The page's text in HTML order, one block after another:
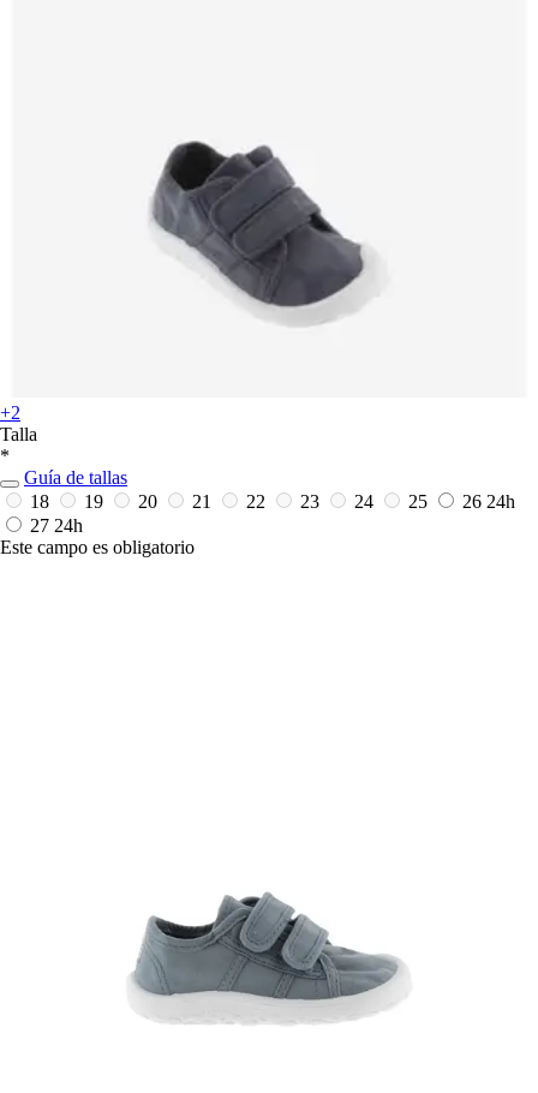
+2
Talla
*
Guía de tallas
18
19 20 21 22 23 24 25 26 24h
27 24h
Este campo es obligatorio